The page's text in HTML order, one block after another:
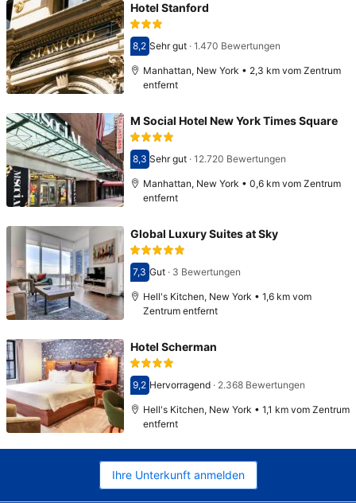
Hotel Stanford
Bewertet mit 8,2
8,2 Sehr gut· 1.470 Bewertungen
Manhattan, New York • 2,3 km vom Zentrum
entfernt
M Social Hotel New York Times Square
Bewertet mit 8,3
8,3 Sehr gut· 12.720 Bewertungen
Manhattan, New York • 0,6 km vom Zentrum
entfernt
Global Luxury Suites at Sky
Bewertet mit 7,3
7,3 Gut· 3 Bewertungen
Hell's Kitchen, New York • 1,6 km vom
Zentrum entfernt
Hotel Scherman
Bewertet mit 9,2
9,2 Hervorragend· 2.368 Bewertungen
Hell's Kitchen, New York • 1,1 km vom Zentrum
entfernt
Ihre Unterkunft anmelden